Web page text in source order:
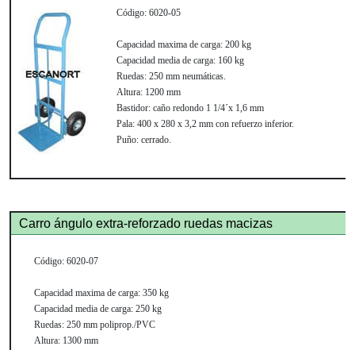
Código: 6020-05
Capacidad maxima de carga: 200 kg
Capacidad media de carga: 160 kg
Ruedas: 250 mm neumáticas.
Altura: 1200 mm
Bastidor: caño redondo 1 1/4´x 1,6 mm
Pala: 400 x 280 x 3,2 mm con refuerzo inferior.
Puño: cerrado.
Carro ángulo extra-reforzado ruedas macizas
Código: 6020-07
Capacidad maxima de carga: 350 kg
Capacidad media de carga: 250 kg
Ruedas: 250 mm poliprop./PVC
Altura: 1300 mm